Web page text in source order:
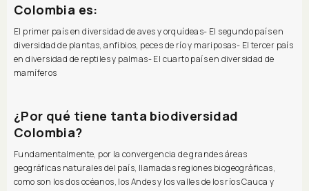
Colombia es:
El primer país en diversidad de aves y orquídeas- El segundo país en
diversidad de plantas, anfibios, peces de río y mariposas- El tercer país
en diversidad de reptiles y palmas- El cuarto país en diversidad de
mamíferos
¿Por qué tiene tanta biodiversidad
Colombia?
Fundamentalmente, por la convergencia de grandes áreas
geográficas naturales del país, llamadas regiones biogeográficas,
como son los dos océanos, los Andes y los valles de los ríos Cauca y